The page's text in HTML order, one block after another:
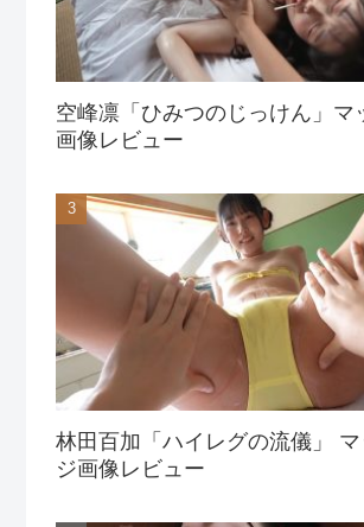
空峰凛「ひみつのじっけん」マ
画像レビュー
林田百加「ハイレグの流儀」
ジ画像レビュー